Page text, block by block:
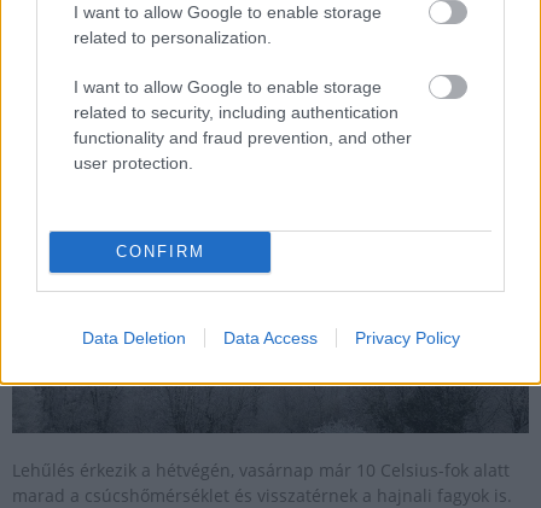
I want to allow Google to enable storage
related to personalization.
I want to allow Google to enable storage
related to security, including authentication
functionality and fraud prevention, and other
user protection.
CONFIRM
Data Deletion Data Access Privacy Policy
Lehűlés érkezik a hétvégén és visszatérnek a hajnali
2025.01.30
Lehűlés érkezik a hétvégén, vasárnap már 10 Celsius-fok alatt
marad a csúcshőmérséklet és visszatérnek a hajnali fagyok is.